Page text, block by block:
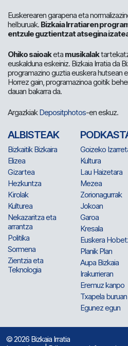
Euskerearen garapena eta
helburuak. Bizkaia Irratiaren
entzule guztientzat atsegina
Ohiko saioaketa musikalak
euskalduna eskeiniz. Bizkaia Irratia da
programazino guztia euskera hutsean
Horrez gain, programazinoa goitik
dauan bakarra da.
ArgazkiakDepositphotos-en eskuz.
ALBISTEAK
Bizkaitik Bizkaira
Elizea
Gizartea
Hezkuntza
Kirolak
Kulturea
Nekazaritza eta
arrantza
Politika
Sormena
Zientzia eta
Teknologia
Goizeko
Kultura
Lau Haizetara
Mezea
Zorionagurrak
Jokoan
Garoa
Kresala
Euskera
Planik Plan
Aupa Bizkaia
Irakurrieran
Eremuz kanpo
Txapela buruan
Egunez egun
© 2026 Bizkaia Irratia